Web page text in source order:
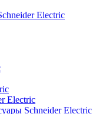
Electric
Electric
Schneider Electric